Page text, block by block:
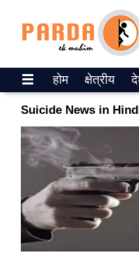
ePaper
वेब स्टोरीज
उत्तर प्रदेश
गैलरी
वीडियो
रिलेशनशिप
होम क्षेत्रीय
Suicide News in